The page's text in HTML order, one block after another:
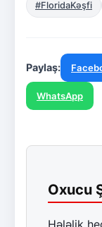
#FloridaKəşfi
Paylaş:
WhatsApp
Oxucu
Hələlik